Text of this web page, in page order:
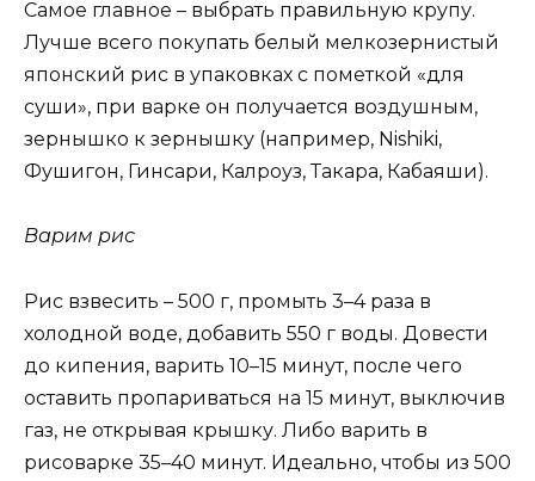
Самое главное – выбрать правильную крупу.
Лучше всего покупать белый мелкозернистый
японский рис в упаковках с пометкой «для
суши», при варке он получается воздушным,
зернышко к зернышку (например, Nishiki,
Фушигон, Гинсари, Калроуз, Такара, Кабаяши).
Варим рис
Рис взвесить – 500 г, промыть 3–4 раза в
холодной воде, добавить 550 г воды. Довести
до кипения, варить 10–15 минут, после чего
оставить пропариваться на 15 минут, выключив
газ, не открывая крышку. Либо варить в
рисоварке 35–40 минут. Идеально, чтобы из 500